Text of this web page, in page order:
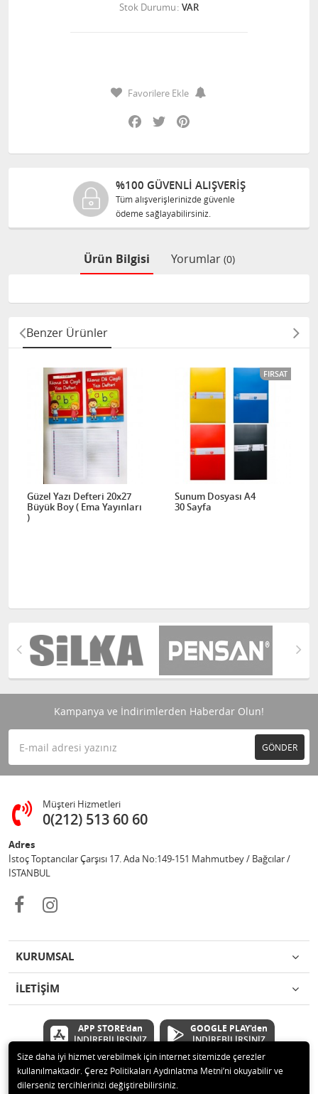
Stok Durumu VAR
Favorilere Ekle
Facebook
Twitter
%100 GÜVENLİ ALIŞVERİŞ
Tüm alışverişlerinizde güvenle
ödeme sağlayabilirsiniz.
Ürün Bilgisi Yorumlar (0)
Benzer Ürünler
Güzel Yazı Defteri 20x27
Büyük Boy ( Ema Yayınları
)
FIRSAT
Sunum Dosyası A4
30 Sayfa
Kampanya ve İndirimlerden Haberdar Olun!
GÖNDER
Müşteri Hizmetleri
0(212) 513 60 60
Adres
İstoç Toptancılar Çarşısı 17. Ada No:149-151 Mahmutbey / Bağcılar /
İSTANBUL
KURUMSAL
İLETİŞİM
APP STORE'dan
İNDİREBİLİRSİNİZ
GOOGLE PLAY'den
İNDİREBİLİRSİNİZ
© 2020 Çetinkaya Elektronik Kırtasiye Oyuncak San ve Tic.Ltd.Şti Tüm
Size daha iyi hizmet verebilmek için internet sitemizde çerezler
kullanılmaktadır. Çerez Politikaları Aydınlatma Metni’ni okuyabilir ve
dilerseniz tercihlerinizi değiştirebilirsiniz.